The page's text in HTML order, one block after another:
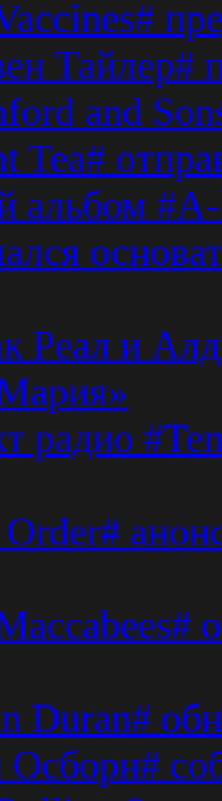
Тайлер#
and
Tea#
альбом #A-
Реал и
радио
Duran#
Осборн#